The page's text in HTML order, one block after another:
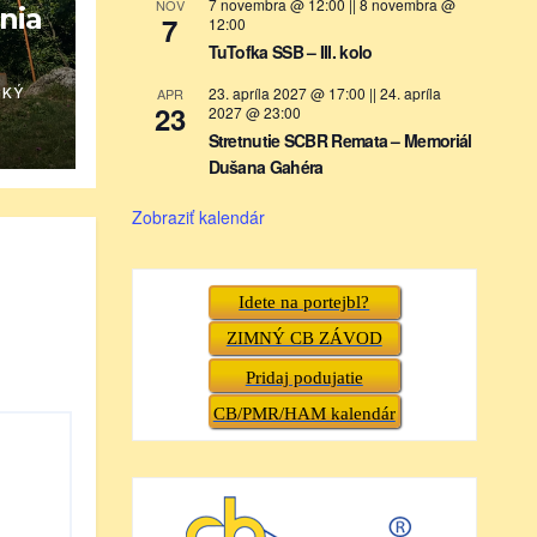
NOV
7
12:00
TuTofka SSB – III. kolo
APR
23
23. apríla 2027 @ 17:00 || 24. apríla
2027 @ 23:00
Stretnutie SCBR Remata – Memoriál
Dušana Gahéra
Zobraziť kalendár
Idete na portejbl?
ZIMNÝ CB ZÁVOD
Pridaj podujatie
CB/PMR/HAM kalendár